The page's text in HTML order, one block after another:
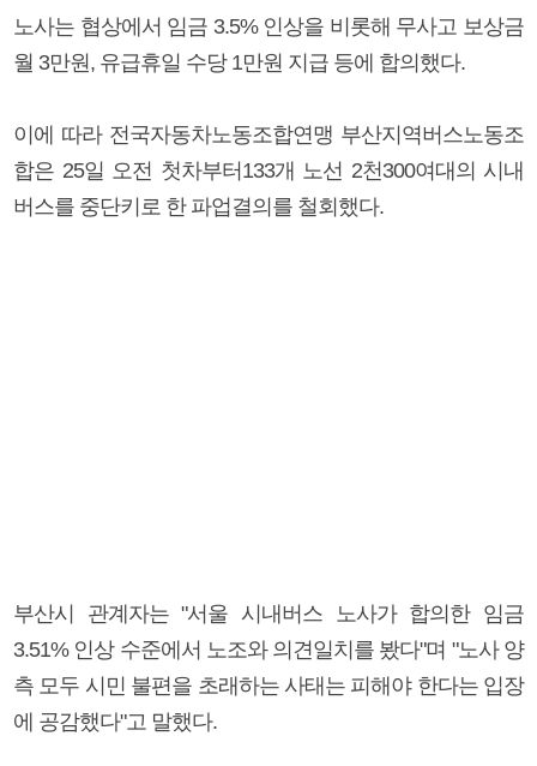
노사는 협상에서 임금 3.5% 인상을 비롯해 무사고 보상금
월 3만원, 유급휴일 수당 1만원 지급 등에 합의했다.
이에 따라 전국자동차노동조합연맹 부산지역버스노동조
합은 25일 오전 첫차부터133개 노선 2천300여대의 시내
버스를 중단키로 한 파업결의를 철회했다.
부산시 관계자는 "서울 시내버스 노사가 합의한 임금
3.51% 인상 수준에서 노조와 의견일치를 봤다"며 "노사 양
측 모두 시민 불편을 초래하는 사태는 피해야 한다는 입장
에 공감했다"고 말했다.